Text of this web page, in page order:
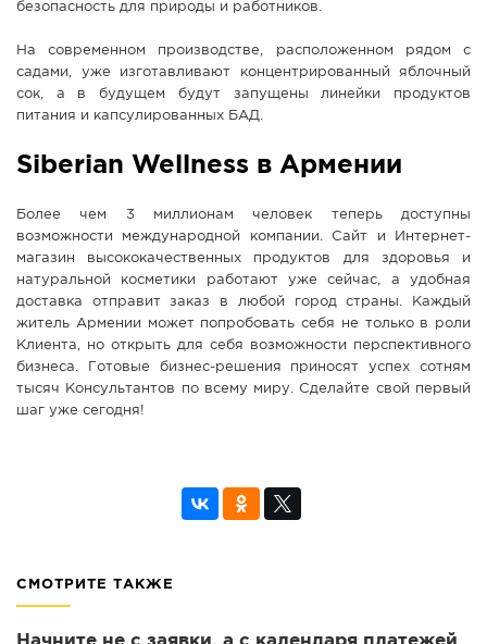
безопасность для природы и работников.
На современном производстве, расположенном рядом с
садами, уже изготавливают концентрированный яблочный
сок, а в будущем будут запущены линейки продуктов
питания и капсулированных БАД.
Siberian Wellness в Армении
Более чем 3 миллионам человек теперь доступны
возможности международной компании. Сайт и Интернет-
магазин высококачественных продуктов для здоровья и
натуральной косметики работают уже сейчас, а удобная
доставка отправит заказ в любой город страны. Каждый
житель Армении может попробовать себя не только в роли
Клиента, но открыть для себя возможности перспективного
бизнеса. Готовые бизнес-решения приносят успех сотням
тысяч Консультантов по всему миру. Сделайте свой первый
шаг уже сегодня!
СМОТРИТЕ ТАКЖЕ